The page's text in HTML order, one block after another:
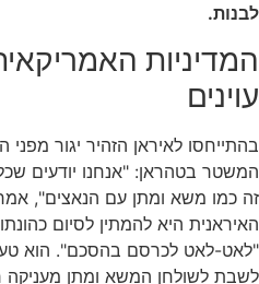
לבנות.
המדיניות
עוינים
בהתייחסו לאיראן הזהיר יגור
המשטר בטהראן: "אנחנו יודעים
זה כמו משא ומתן עם הנאצים",
האיראנית היא להמתין לסיום
"לאט-לאט לכרסם בהסכם". הוא
לשבת לשולחן המשא ומתן מעניקה